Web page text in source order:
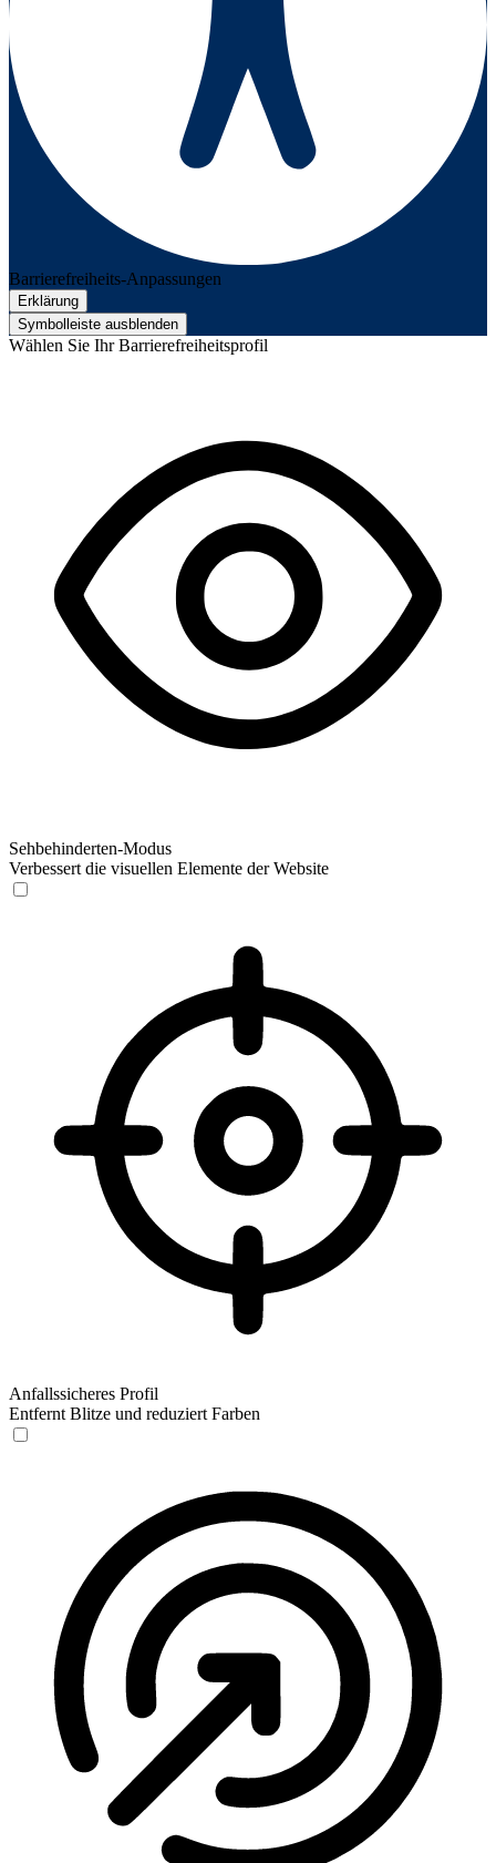
Barrierefreiheits-Anpassungen
Erklärung
Symbolleiste ausblenden
Wählen Sie Ihr Barrierefreiheitsprofil
Sehbehinderten-Modus
Verbessert die visuellen Elemente der Website
Anfallssicheres Profil
Entfernt Blitze und reduziert Farben